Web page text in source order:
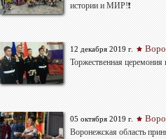
истории и МИР!❗
12 декабря 2019 г.
Торжественная
05 октября 2019 г.
Воронежская область